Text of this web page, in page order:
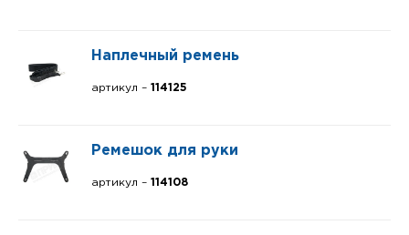
Наплечный ремень
артикул – 114125
Ремешок для руки
артикул – 114108